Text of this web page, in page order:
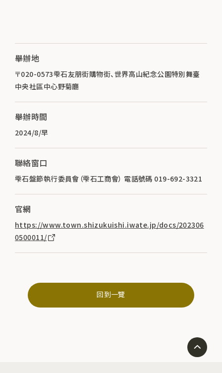
舉辦地
〒020-0573雫石友朋街購物街、世界高山紀念公園特別舞臺
中央社區中心野菊廳
舉辦時間
2024/8/早
聯絡窗口
雫石盤節執行委員會（雫石工商會） 電話號碼 019-692-3321
官網
https://www.town.shizukuishi.iwate.jp/docs/202306
0500011/
回到一覽